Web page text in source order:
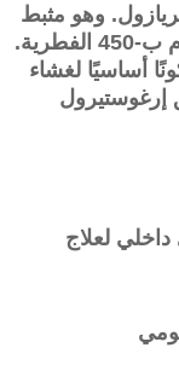
وهو مثبط
قوي للإنزيمات المعتمدة على السيتوكروم ب-450 الفطرية.
إنزيم السيتوكروم ب-450 مكونًا أساسيًا لغشاء
إرغوستيرول
لعلاج